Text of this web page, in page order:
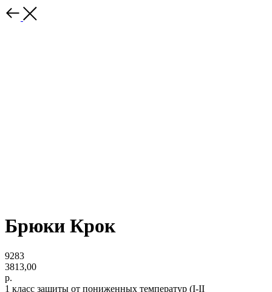
Брюки Крок
9283
3813,00
р.
1 класс защиты от пониженных температур (I-II